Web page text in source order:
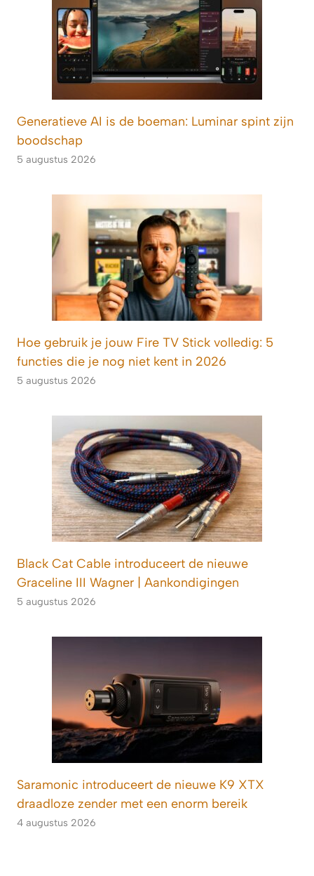
Generatieve AI is de boeman: Luminar spint zijn
boodschap
5 augustus 2026
Hoe gebruik je jouw Fire TV Stick volledig: 5
functies die je nog niet kent in 2026
5 augustus 2026
Black Cat Cable introduceert de nieuwe
Graceline III Wagner | Aankondigingen
5 augustus 2026
Saramonic introduceert de nieuwe K9 XTX
draadloze zender met een enorm bereik
4 augustus 2026